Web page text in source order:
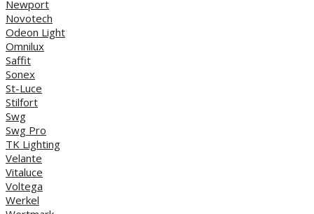
Newport
Novotech
Odeon Light
Omnilux
Saffit
Sonex
St-Luce
Stilfort
Swg
Swg Pro
TK Lighting
Velante
Vitaluce
Voltega
Werkel